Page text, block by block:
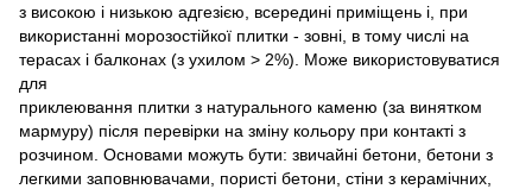
з високою і низькою адгезією, всередині приміщень і, при
використанні морозостійкої плитки - зовні, в тому числі на
терасах і балконах (з ухилом > 2%). Може використовуватися
для
приклеювання плитки з натурального каменю (за винятком
мармуру) після перевірки на зміну кольору при контакті з
розчином. Основами можуть бути: звичайні бетони, бетони з
легкими заповнювачами, пористі бетони, стіни з керамічних,